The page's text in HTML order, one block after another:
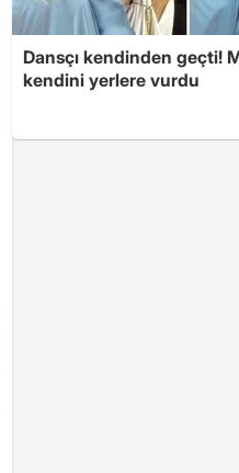
Dansçı kendinden geçti!
kendini yerlere vurdu